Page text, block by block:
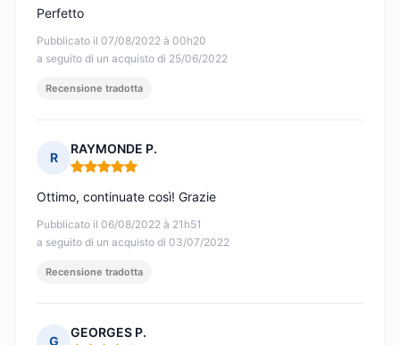
Pubblicato il 07/08/2022 à 00h20
a seguito di un acquisto di 25/06/2022
Perfetto
Recensione tradotta
R
RAYMONDE P.
Nota: 5 su 5
Pubblicato il 06/08/2022 à 21h51
a seguito di un acquisto di 03/07/2022
Ottimo, continuate così! Grazie
Recensione tradotta
G
GEORGES P.